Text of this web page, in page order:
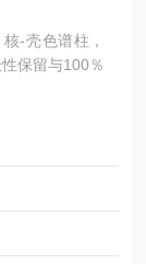
-壳色谱柱，
保留与100％